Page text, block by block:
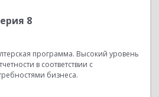
8
программа. Высокий уровень
в соответствии с
бизнеса.